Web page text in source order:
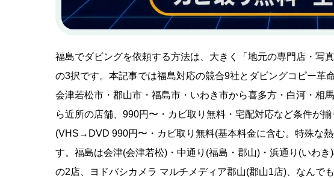
福島でダビングを依頼する方法は、大きく「地元の専門店・写
の3択です。本記事では福島対応の競合9社とダビングコピー革
会津若松市・郡山市・福島市・いわき市から喜多方・白河・相
ら近所の店舗、990円〜・カビ取り無料・宅配対応など条件が
(VHS→DVD 990円〜・カビ取り無料(基本料金に含む。特殊な
す。福島は会津(会津若松)・中通り(福島・郡山)・浜通り(いわ
の2店、ヨドバシカメラ マルチメディア郡山(郡山1店)、なんで